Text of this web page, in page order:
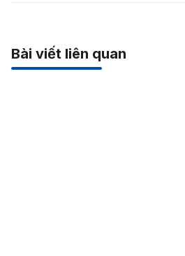
Bài viết liên quan